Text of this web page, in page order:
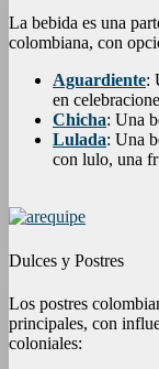
La bebida es una
colombiana, con
Aguardiente:
en
Chicha: Una
Lulada: Una
con lulo, una
Dulces y Postres
Los postres
principales, con
coloniales: